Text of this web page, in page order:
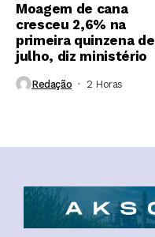
Moagem de cana
cresceu 2,6% na
primeira quinzena de
julho, diz ministério
Redação 2 Horas ⁮